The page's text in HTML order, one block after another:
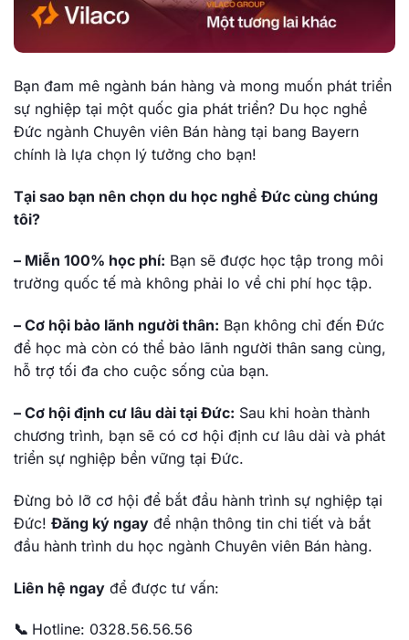
Bạn đam mê ngành bán hàng và mong muốn phát triển
sự nghiệp tại một quốc gia phát triển? Du học nghề
Đức ngành Chuyên viên Bán hàng tại bang Bayern
chính là lựa chọn lý tưởng cho bạn!
Tại sao bạn nên chọn du học nghề Đức cùng chúng
tôi?
– Miễn 100% học phí: Bạn sẽ được học tập trong môi
trường quốc tế mà không phải lo về chi phí học tập.
– Cơ hội bảo lãnh người thân: Bạn không chỉ đến Đức
để học mà còn có thể bảo lãnh người thân sang cùng,
hỗ trợ tối đa cho cuộc sống của bạn.
– Cơ hội định cư lâu dài tại Đức: Sau khi hoàn thành
chương trình, bạn sẽ có cơ hội định cư lâu dài và phát
triển sự nghiệp bền vững tại Đức.
Đừng bỏ lỡ cơ hội để bắt đầu hành trình sự nghiệp tại
Đức! Đăng ký ngay để nhận thông tin chi tiết và bắt
đầu hành trình du học ngành Chuyên viên Bán hàng.
Liên hệ ngay để được tư vấn:
📞 Hotline: 0328.56.56.56